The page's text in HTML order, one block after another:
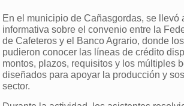
En el municipio de Cañasgordas, se llevó
informativa sobre el convenio entre la
de Cafeteros y el Banco Agrario, donde
pudieron conocer las líneas de crédito
montos, plazos, requisitos y los múltiples
diseñados para apoyar la producción y
sector.